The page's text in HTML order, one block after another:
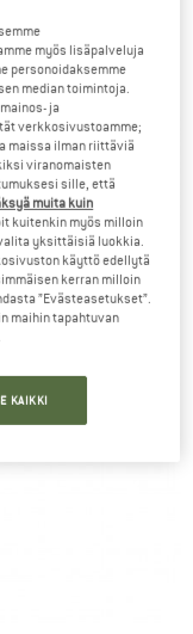
2.0 -
myös lisäpalveluja
personoidaksemme
median toimintoja.
ja
verkkosivustoamme;
maissa ilman riittäviä
viranomaisten
sille, että
muita kuin
kuitenkin myös milloin
yksittäisiä luokkia.
käyttö edellytä
kerran milloin
”Evästeasetukset”.
maihin tapahtuvan
KAIKKI